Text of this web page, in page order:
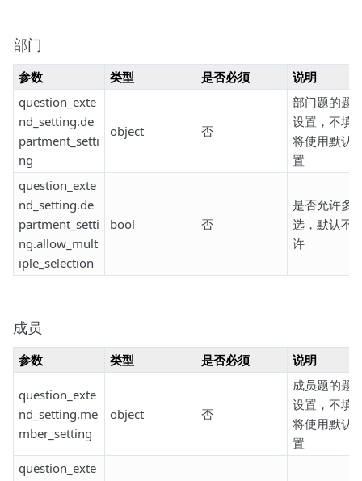
部门
参数 类型 是否必须
说明
question_exte
nd_setting.de
partment_setti
ng
object 否
部门题的题
设置，不填
将使用默认
置
question_exte
nd_setting.de
partment_setti
ng.allow_mult
iple_selection
bool 否
是否允许多
选，默认不
许
成员
参数 类型 是否必须 说明
question_exte
nd_setting.me
mber_setting
object 否
成员题的题
设置，不填
将使用默认
置
question_exte